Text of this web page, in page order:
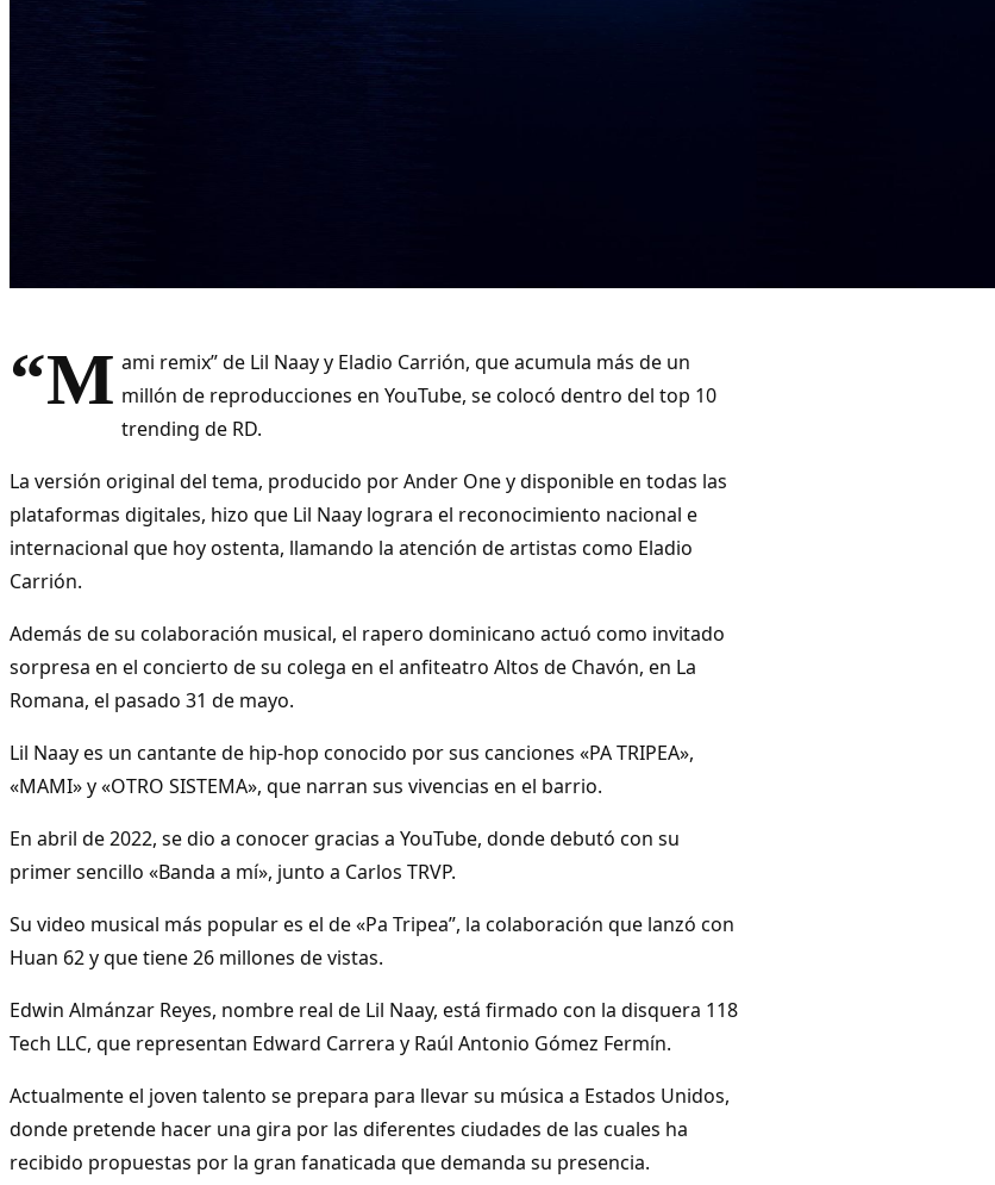
“M ami remix” de Lil Naay y Eladio Carrión, que acumula más de un
millón de reproducciones en YouTube, se colocó dentro del top 10
trending de RD.
La versión original del tema, producido por Ander One y disponible en todas las
plataformas digitales, hizo que Lil Naay lograra el reconocimiento nacional e
internacional que hoy ostenta, llamando la atención de artistas como Eladio
Carrión.
Además de su colaboración musical, el rapero dominicano actuó como invitado
sorpresa en el concierto de su colega en el anfiteatro Altos de Chavón, en La
Romana, el pasado 31 de mayo.
Lil Naay es un cantante de hip-hop conocido por sus canciones «PA TRIPEA»,
«MAMI» y «OTRO SISTEMA», que narran sus vivencias en el barrio.
En abril de 2022, se dio a conocer gracias a YouTube, donde debutó con su
primer sencillo «Banda a mí», junto a Carlos TRVP.
Su video musical más popular es el de «Pa Tripea”, la colaboración que lanzó con
Huan 62 y que tiene 26 millones de vistas.
Edwin Almánzar Reyes, nombre real de Lil Naay, está firmado con la disquera 118
Tech LLC, que representan Edward Carrera y Raúl Antonio Gómez Fermín.
Actualmente el joven talento se prepara para llevar su música a Estados Unidos,
donde pretende hacer una gira por las diferentes ciudades de las cuales ha
recibido propuestas por la gran fanaticada que demanda su presencia.